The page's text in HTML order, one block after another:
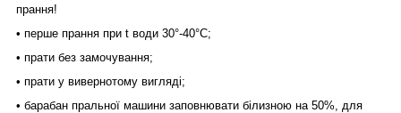
прання!
• перше прання при t води 30°-40°C;
• прати без замочування;
• прати у вивернотому вигляді;
• барабан пральної машини заповнювати білизною на 50%, для